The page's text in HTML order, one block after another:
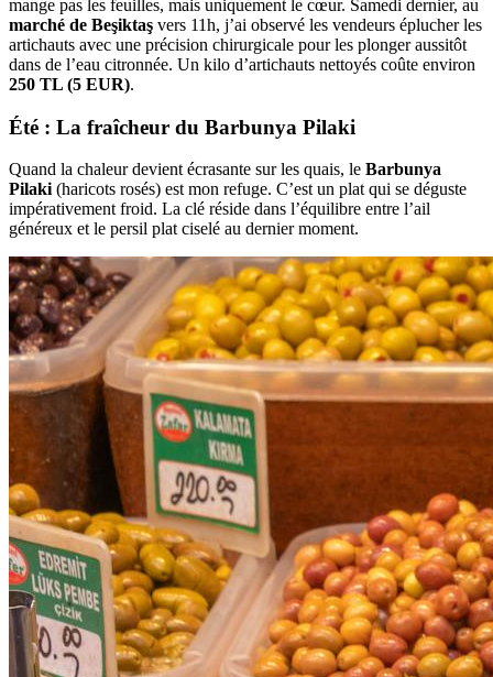
mange pas les feuilles, mais uniquement le cœur. Samedi dernier, au
marché de Beşiktaş vers 11h, j’ai observé les vendeurs éplucher les
artichauts avec une précision chirurgicale pour les plonger aussitôt
dans de l’eau citronnée. Un kilo d’artichauts nettoyés coûte environ
250 TL (5 EUR).
Été : La fraîcheur du Barbunya Pilaki
Quand la chaleur devient écrasante sur les quais, le Barbunya
Pilaki (haricots rosés) est mon refuge. C’est un plat qui se déguste
impérativement froid. La clé réside dans l’équilibre entre l’ail
généreux et le persil plat ciselé au dernier moment.